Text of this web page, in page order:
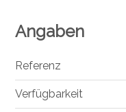
Angaben
Referenz
Verfügbarkeit